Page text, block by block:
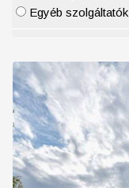
Egyéb szolgáltatók